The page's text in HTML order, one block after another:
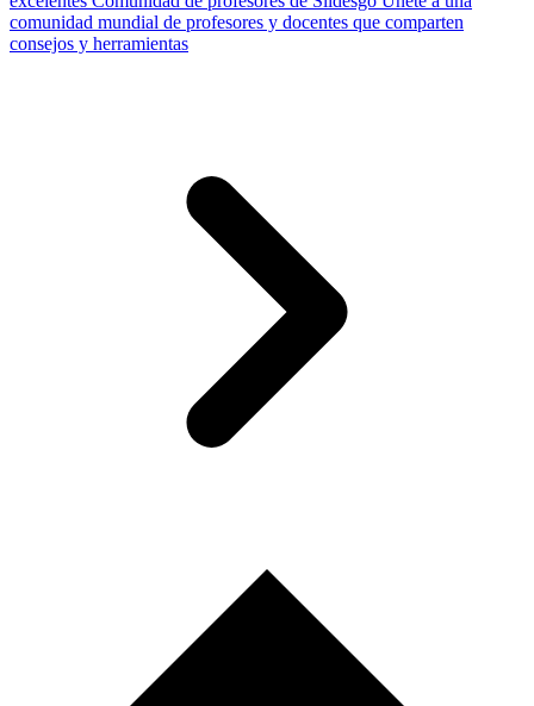
comunidad mundial de profesores y docentes que comparten
consejos y herramientas